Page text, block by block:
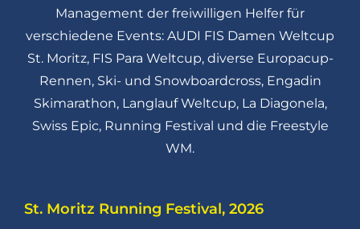
Management der freiwilligen Helfer für
verschiedene Events: AUDI FIS Damen Weltcup
St. Moritz, FIS Para Weltcup, diverse Europacup-
Rennen, Ski- und Snowboardcross, Engadin
Skimarathon, Langlauf Weltcup, La Diagonela,
Swiss Epic, Running Festival und die Freestyle
WM.
St. Moritz Running Festival, 2026